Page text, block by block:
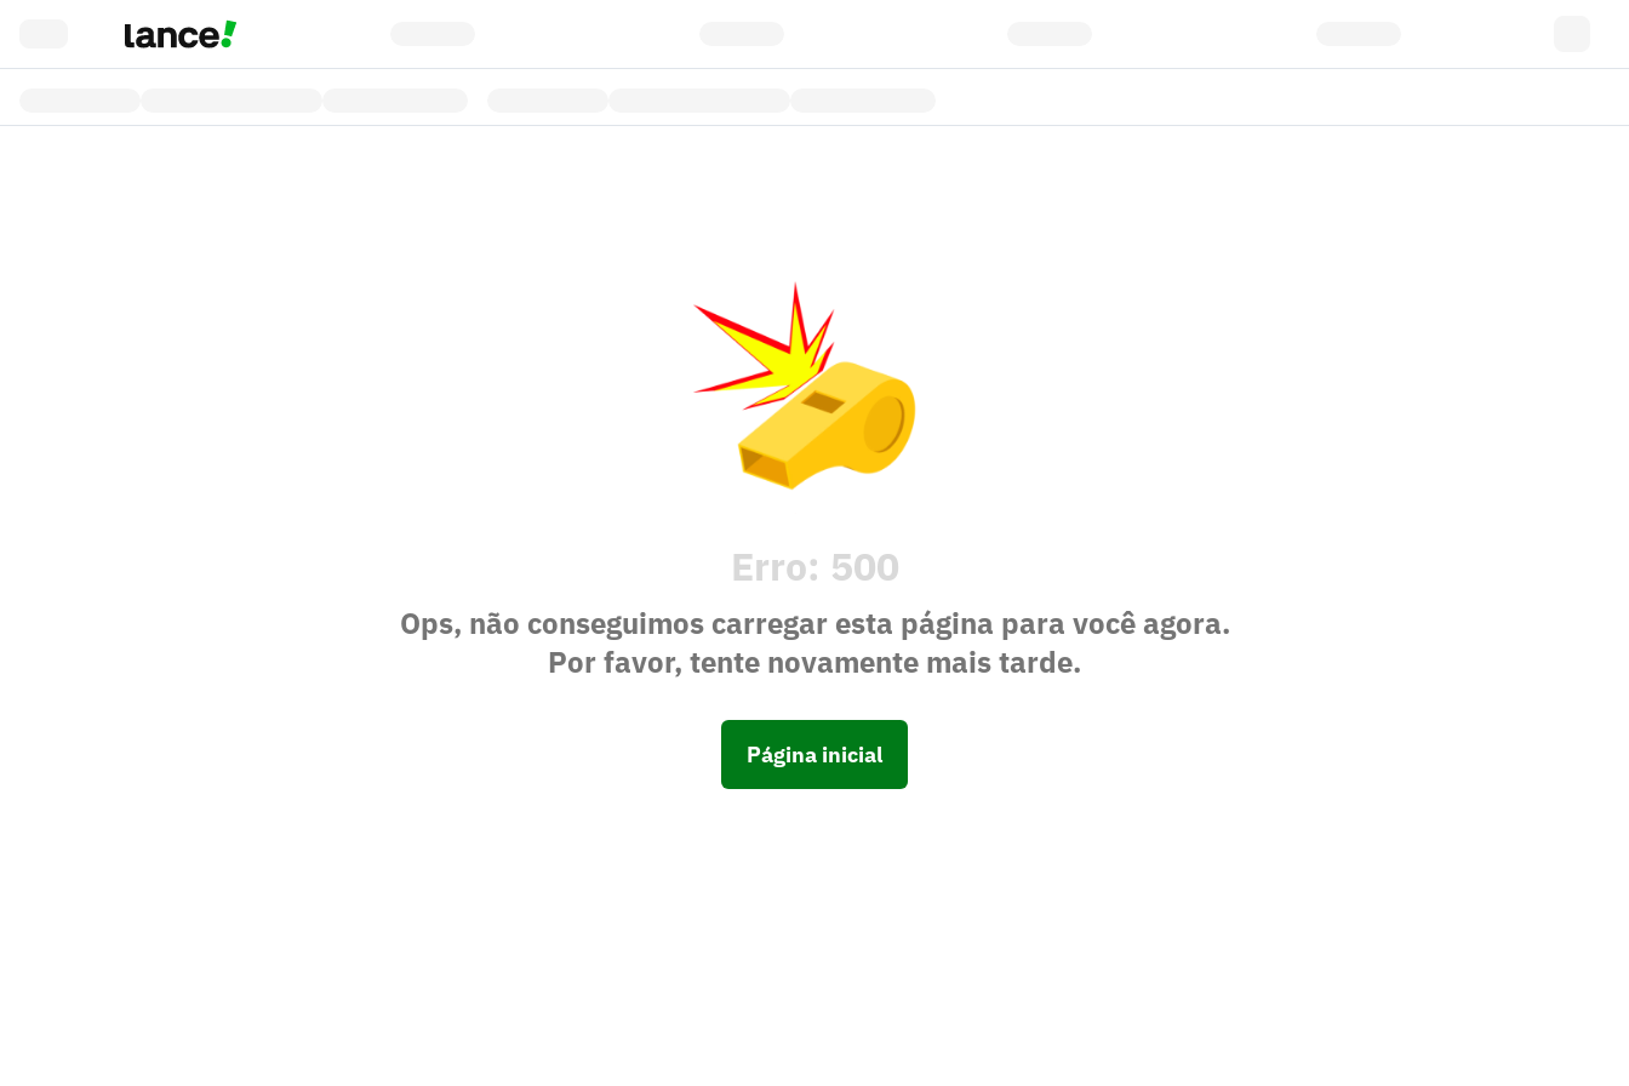
Erro: 500
Ops, não conseguimos carregar esta página para você agora.
Por favor, tente novamente mais tarde.
Página inicial